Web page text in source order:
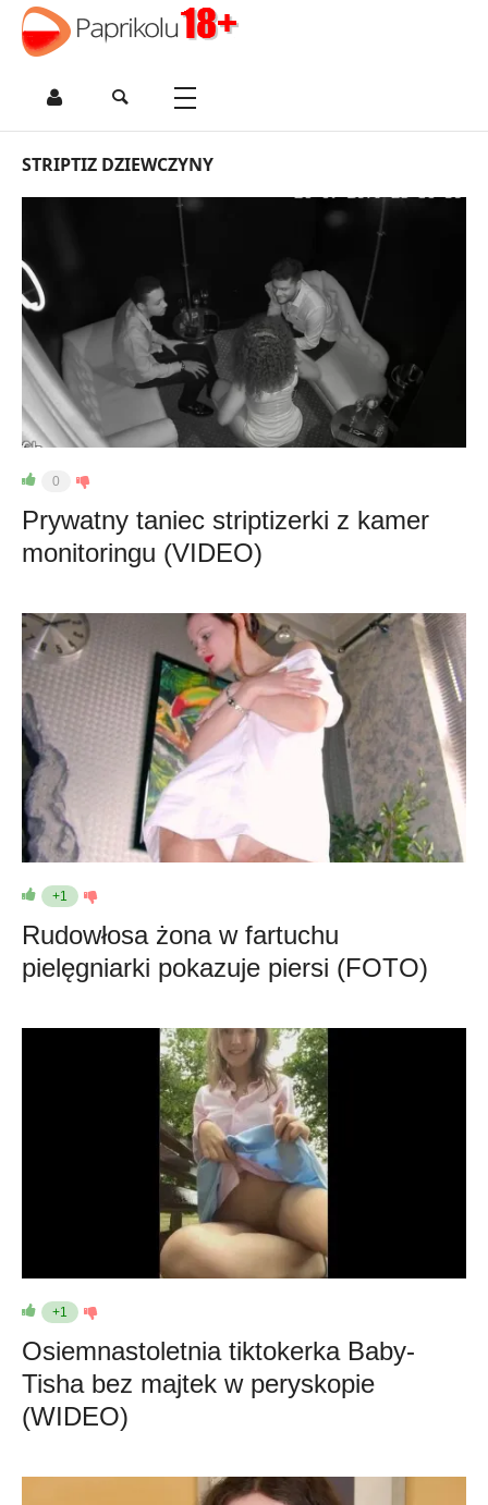
STRIPTIZ DZIEWCZYNY
0
Prywatny taniec striptizerki z kamer
monitoringu (VIDEO)
+1
Rudowłosa żona w fartuchu
pielęgniarki pokazuje piersi (FOTO)
+1
Osiemnastoletnia tiktokerka Baby-
Tisha bez majtek w peryskopie
(WIDEO)